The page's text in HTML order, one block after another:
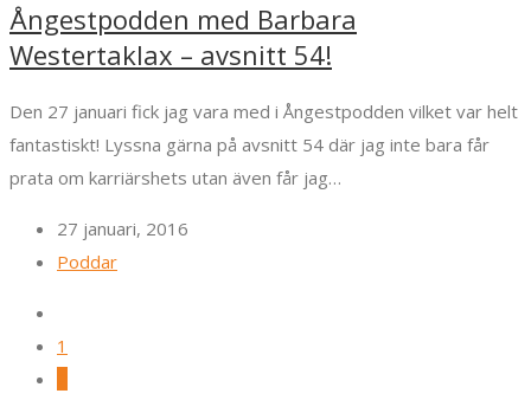
Ångestpodden med Barbara
Westertaklax – avsnitt 54!
Den 27 januari fick jag vara med i Ångestpodden vilket var helt
fantastiskt! Lyssna gärna på avsnitt 54 där jag inte bara får
prata om karriärshets utan även får jag…
27 januari, 2016
Poddar
1